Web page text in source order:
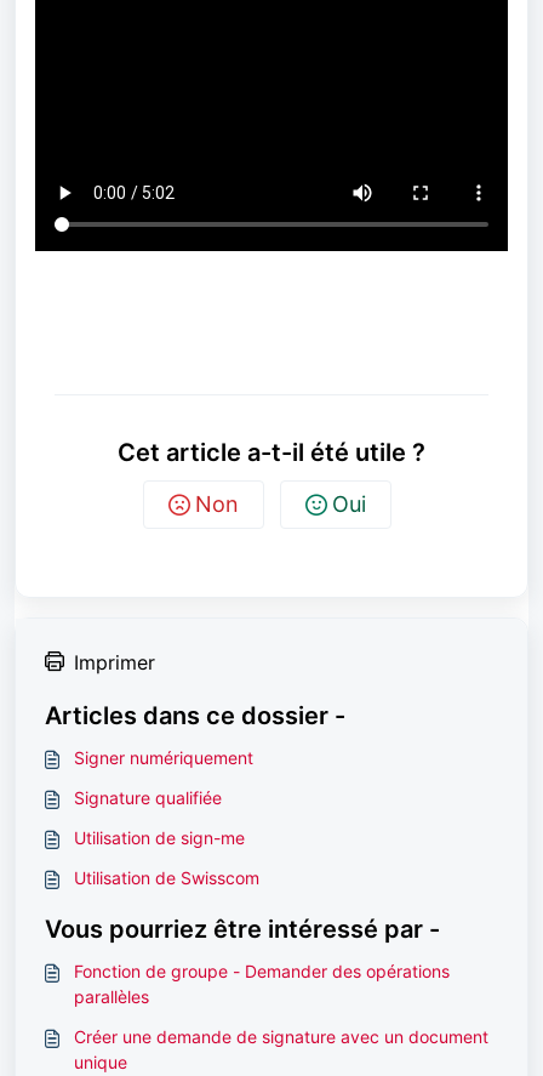
Cet article a-t-il été utile ?
Non Oui
Imprimer
Articles dans ce dossier -
Signer numériquement
Signature qualifiée
Utilisation de sign-me
Utilisation de Swisscom
Vous pourriez être intéressé par -
Fonction de groupe - Demander des opérations
parallèles
Créer une demande de signature avec un document
unique